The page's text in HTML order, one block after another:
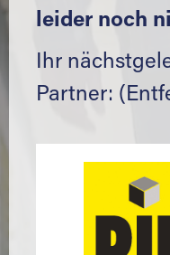
leider noch
Ihr
Partner: